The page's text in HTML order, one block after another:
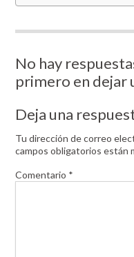
No hay
primero en dejar
Deja una
Tu dirección de correo
campos obligatorios están
Comentario *